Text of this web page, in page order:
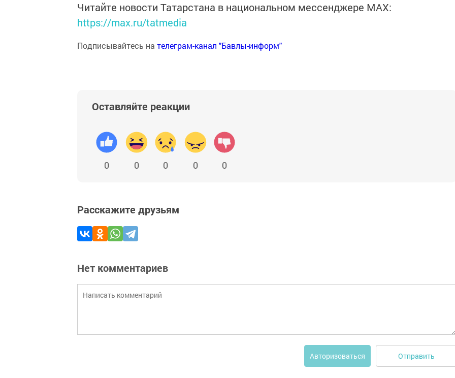
Читайте новости Татарстана в национальном мессенджере MАХ:
https://max.ru/tatmedia
Подписывайтесь на телеграм-канал "Бавлы-информ"
Оставляйте реакции
0 0 0 0 0
Расскажите друзьям
Нет комментариев
Авторизоваться Отправить